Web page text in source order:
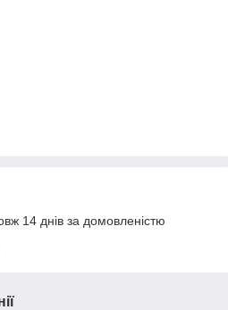
14 днів за домовленістю